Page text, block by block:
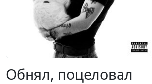
Обнял, поцеловал